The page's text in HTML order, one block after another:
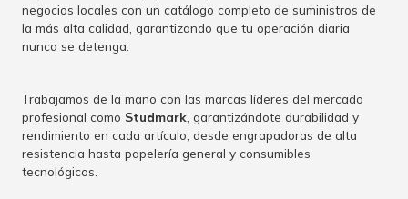
negocios locales con un catálogo completo de suministros de
la más alta calidad, garantizando que tu operación diaria
nunca se detenga.
Trabajamos de la mano con las marcas líderes del mercado
profesional como Studmark , garantizándote durabilidad y
rendimiento en cada artículo, desde engrapadoras de alta
resistencia hasta papelería general y consumibles
tecnológicos.